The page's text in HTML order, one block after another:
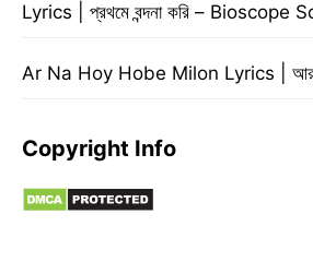
Lyrics | প্রথমে বন্দনা করি – Bioscope
Ar Na Hoy Hobe Milon Lyrics | আর
Copyright Info